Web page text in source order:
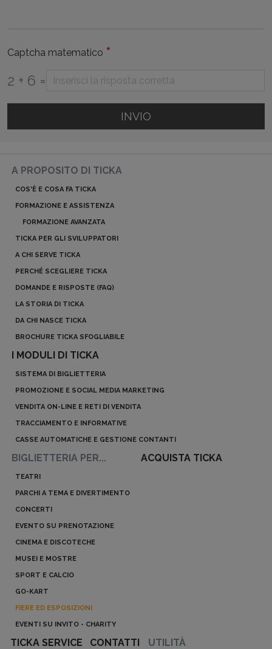
Captcha matematico *
2 + 6 =
INVIO
A PROPOSITO DI TICKA
COS'È E COSA FA TICKA
FORMAZIONE E ASSISTENZA
FORMAZIONE AVANZATA
TICKA PER GLI SVILUPPATORI
A CHI SERVE TICKA
PERCHÉ SCEGLIERE TICKA
DOMANDE E RISPOSTE (FAQ)
LA STORIA DI TICKA
DA CHI NASCE TICKA
BROCHURE TICKA SFOGLIABILE
I MODULI DI TICKA
SISTEMA DI BIGLIETTERIA
PROMOZIONE E SOCIAL MEDIA MARKETING
VENDITA ON-LINE E RETI DI VENDITA
TRACCIAMENTO E INFORMATIVE
CASSE AUTOMATICHE E GESTIONE CONTANTI
BIGLIETTERIA PER...
TEATRI
PARCHI A TEMA E DIVERTIMENTO
CONCERTI
EVENTO SU PRENOTAZIONE
CINEMA E DISCOTECHE
MUSEI E MOSTRE
SPORT E CALCIO
GO-KART
FIERE ED ESPOSIZIONI
EVENTI SU INVITO - CHARITY
ACQUISTA TICKA
TICKA SERVICE CONTATTI UTILITÀ